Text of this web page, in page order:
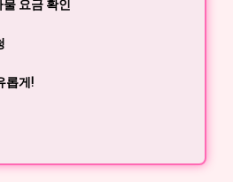
요금 확인
롭게!